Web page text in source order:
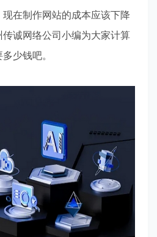
在制作网站的成本应该下降
诚网络公司小编为大家计算
少钱吧。